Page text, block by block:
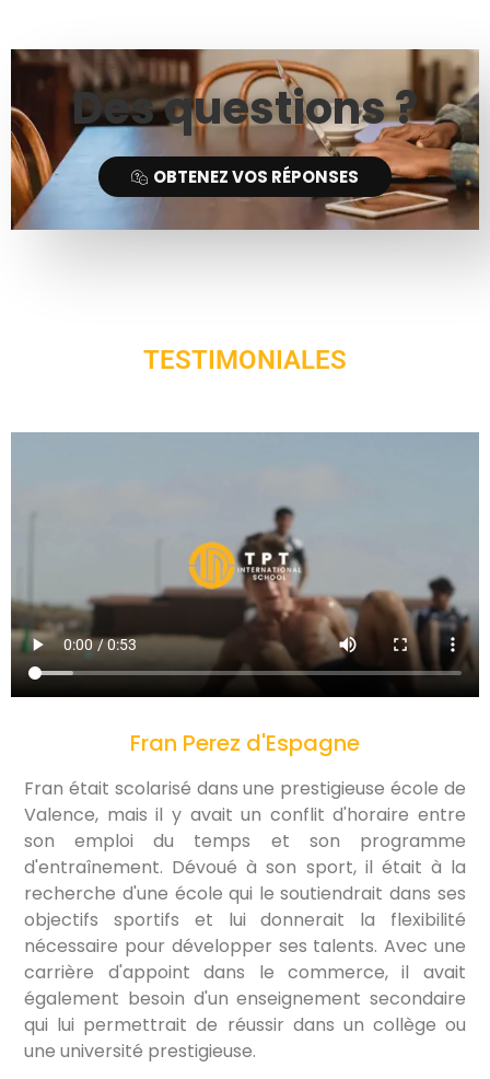
Des questions ?
OBTENEZ VOS RÉPONSES
TESTIMONIALES
Fran Perez d'Espagne
Fran était scolarisé dans une prestigieuse école de
Valence, mais il y avait un conflit d'horaire entre
son emploi du temps et son programme
d'entraînement. Dévoué à son sport, il était à la
recherche d'une école qui le soutiendrait dans ses
objectifs sportifs et lui donnerait la flexibilité
nécessaire pour développer ses talents. Avec une
carrière d'appoint dans le commerce, il avait
également besoin d'un enseignement secondaire
qui lui permettrait de réussir dans un collège ou
une université prestigieuse.